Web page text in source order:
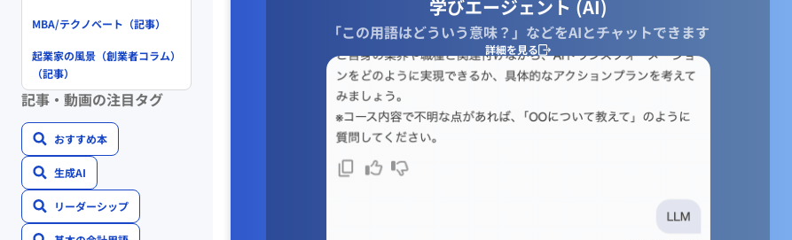
学びエージェント (AI)
「この用語はどういう意味？」などをAIとチャットできます
詳細を見る
MBA/テクノベート（記事）
起業家の風景（創業者コラム）
（記事）
記事・動画の注目タグ
おすすめ本
生成AI
リーダーシップ